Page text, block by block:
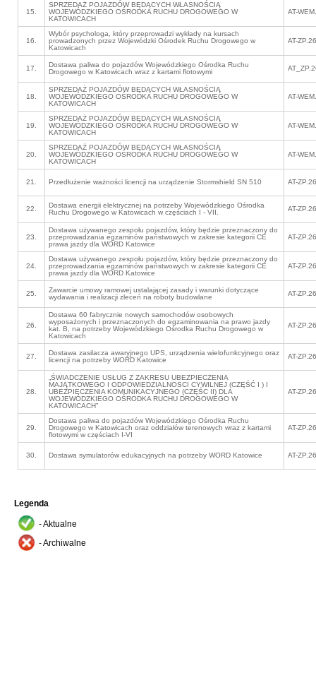
15.
SPRZEDAŻ POJAZDÓW BĘDĄCYCH WŁASNOŚCIĄ
WOJEWÓDZKIEGO OŚRODKA RUCHU DROGOWEGO W
KATOWICACH
AT-
16.
Wybór psychologa, który przeprowadzi wykłady na kursach
prowadzonych przez Wojewódzki Ośrodek Ruchu Drogowego w
Katowicach
AT-
17.
Dostawa paliwa do pojazdów Wojewódzkiego Ośrodka Ruchu
Drogowego w Katowicach wraz z kartami flotowymi
18.
SPRZEDAŻ POJAZDÓW BĘDĄCYCH WŁASNOŚCIĄ
WOJEWÓDZKIEGO OŚRODKA RUCHU DROGOWEGO W
KATOWICACH
AT-
19.
SPRZEDAŻ POJAZDÓW BĘDĄCYCH WŁASNOŚCIĄ
WOJEWÓDZKIEGO OŚRODKA RUCHU DROGOWEGO W
KATOWICACH
AT-
20.
SPRZEDAŻ POJAZDÓW BĘDĄCYCH WŁASNOŚCIĄ
WOJEWÓDZKIEGO OŚRODKA RUCHU DROGOWEGO W
KATOWICACH
AT-
21. Przedłużenie ważności licencji na urządzenie Stormshield SN 510 AT-
22.
Dostawa energii elektrycznej na potrzeby Wojewódzkiego Ośrodka
Ruchu Drogowego w Katowicach w częściach I - VII.
AT-
23.
Dostawa używanego zespołu pojazdów, który będzie przeznaczony do
przeprowadzania egzaminów państwowych w zakresie kategorii CE
prawa jazdy dla WORD Katowice
AT-
24.
Dostawa używanego zespołu pojazdów, który będzie przeznaczony do
przeprowadzania egzaminów państwowych w zakresie kategorii CE
prawa jazdy dla WORD Katowice
AT-
25.
Zawarcie umowy ramowej ustalającej zasady i warunki dotyczące
wydawania i realizacji zleceń na roboty budowlane
AT-
26.
Dostawa 60 fabrycznie nowych samochodów osobowych
wyposażonych i przeznaczonych do egzaminowania na prawo jazdy
kat. B, na potrzeby Wojewódzkiego Ośrodka Ruchu Drogowego w
Katowicach
AT-
27.
Dostawa zasilacza awaryjnego UPS, urządzenia wielofunkcyjnego oraz
licencji na potrzeby WORD Katowice
AT-
28.
„ŚWIADCZENIE USŁUG Z ZAKRESU UBEZPIECZENIA
MAJĄTKOWEGO I ODPOWIEDZIALNOSCI CYWILNEJ (CZĘŚĆ I ) I
UBEZPIECZENIA KOMUNIKACYJNEGO (CZĘŚC II) DLA
WOJEWÓDZKIEGO OŚRODKA RUCHU DROGOWEGO W
KATOWICACH”
AT-
29.
Dostawa paliwa do pojazdów Wojewódzkiego Ośrodka Ruchu
Drogowego w Katowicach oraz oddziałów terenowych wraz z kartami
flotowymi w częściach I-VI
AT-
30. Dostawa symulatorów edukacyjnych na potrzeby WORD Katowice AT-
Legenda
- Aktualne
- Archiwalne